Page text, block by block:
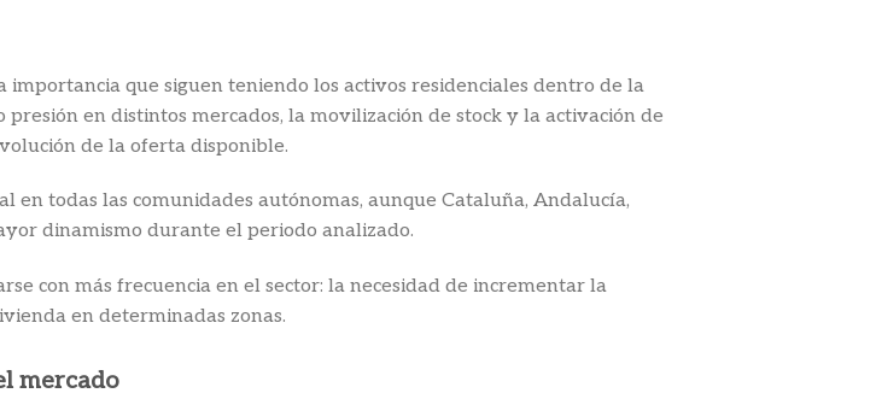
que siguen teniendo los activos residenciales dentro de la
en distintos mercados, la movilización de stock y la activación de
de la oferta disponible.
todas las comunidades autónomas, aunque Cataluña, Andalucía,
dinamismo durante el periodo analizado.
con más frecuencia en el sector: la necesidad de incrementar la
en determinadas zonas.
mercado